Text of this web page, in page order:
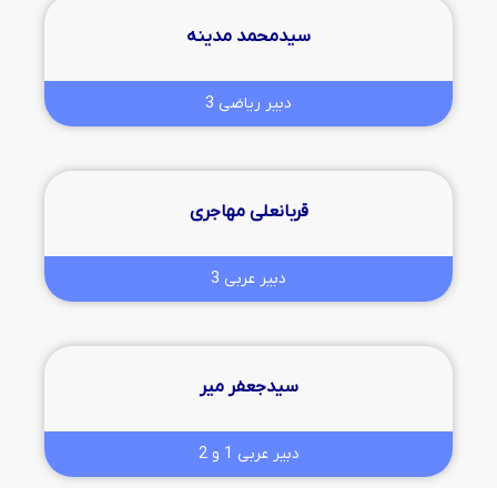
سیدمحمد مدینه
دبیر ریاضی 3
قربانعلی مهاجری
دبیر عربی 3
سیدجعفر میر
دبیر عربی 1 و 2